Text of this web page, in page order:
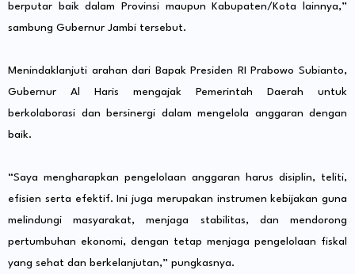
berputar baik dalam Provinsi maupun Kabupaten/Kota lainnya,”
sambung Gubernur Jambi tersebut.
Menindaklanjuti arahan dari Bapak Presiden RI Prabowo Subianto,
Gubernur Al Haris mengajak Pemerintah Daerah untuk
berkolaborasi dan bersinergi dalam mengelola anggaran dengan
baik.
“Saya mengharapkan pengelolaan anggaran harus disiplin, teliti,
efisien serta efektif. Ini juga merupakan instrumen kebijakan guna
melindungi masyarakat, menjaga stabilitas, dan mendorong
pertumbuhan ekonomi, dengan tetap menjaga pengelolaan fiskal
yang sehat dan berkelanjutan,” pungkasnya.